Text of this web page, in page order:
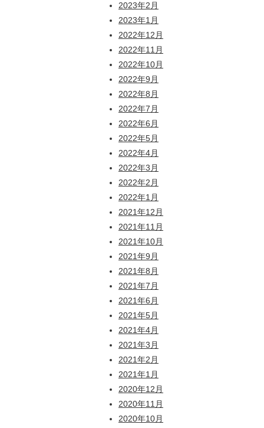
2023年2月
2023年1月
2022年12月
2022年11月
2022年10月
2022年9月
2022年8月
2022年7月
2022年6月
2022年5月
2022年4月
2022年3月
2022年2月
2022年1月
2021年12月
2021年11月
2021年10月
2021年9月
2021年8月
2021年7月
2021年6月
2021年5月
2021年4月
2021年3月
2021年2月
2021年1月
2020年12月
2020年11月
2020年10月